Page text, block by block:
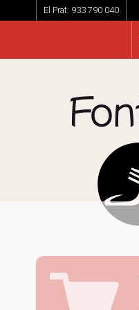
El Prat: 933 790 040